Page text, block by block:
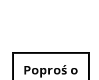
Poproś o